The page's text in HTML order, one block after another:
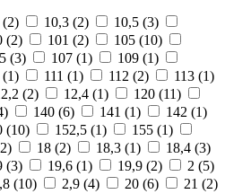
(2) 10,3 (2) 10,5 (3)
(2) 101 (2) 105 (10)
(3) 107 (1) 109 (1)
(1) 111 (1) 112 (2) 113 (1)
(2) 12,4 (1) 120 (11)
) 140 (6) 141 (1) 142 (1)
(10) 152,5 (1) 155 (1)
2) 18 (2) 18,3 (1) 18,4 (3)
(3) 19,6 (1) 19,9 (2) 2 (5)
(10) 2,9 (4) 20 (6) 21 (2)